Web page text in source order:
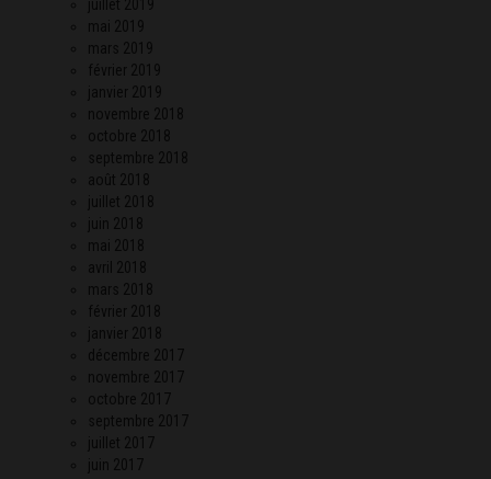
juillet 2019
mai 2019
mars 2019
février 2019
janvier 2019
novembre 2018
octobre 2018
septembre 2018
août 2018
juillet 2018
juin 2018
mai 2018
avril 2018
mars 2018
février 2018
janvier 2018
décembre 2017
novembre 2017
octobre 2017
septembre 2017
juillet 2017
juin 2017